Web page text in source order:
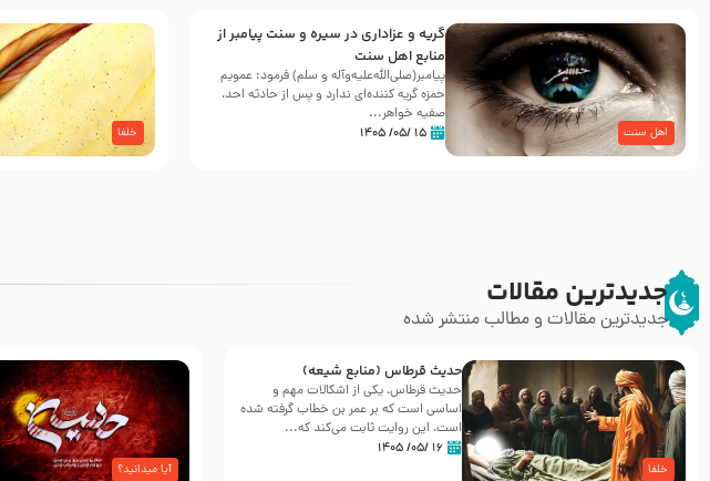
اهل سنت
گریه و عزاداری در سیره و سنت پیامبر از
منابع اهل سنت
پیامبر(صلی‌الله‌علیه‌وآله و سلم) فرمود: عمویم
حمزه گریه کننده‌ای ندارد و پس از حادثه احد،
صفیه خواهر...
۱۵ /۰۵/ ۱۴۰۵ خلفا
جدیدترین مقالات
جدیدترین مقالات و مطالب منتشر شده
خلفا
حدیث قرطاس (منابع شیعه)
حدیث قرطاس، یکی از اشکالات مهم و
اساسی است که بر عمر بن خطاب گرفته شده
است، این روایت ثابت می‌کند که...
۱۶ /۰۵/ ۱۴۰۵
آیا میدانید؟